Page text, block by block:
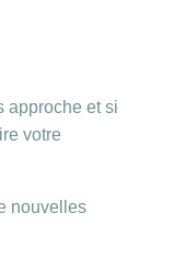
approche et si
votre
nouvelles